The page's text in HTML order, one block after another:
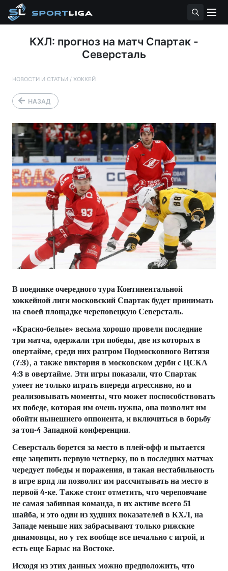
КХЛ: прогноз на матч Спартак -
Северсталь
НОВОСТИ И СТАТЬИ / ХОККЕЙ
НАЗАД
В поединке очередного тура Континентальной
хоккейной лиги московский Спартак будет принимать
на своей площадке череповецкую Северсталь.
«Красно-белые» весьма хорошо провели последние
три матча, одержали три победы, две из которых в
овертайме, среди них разгром Подмосковного Витязя
(7:3), а также виктория в московском дерби с ЦСКА
4:3 в овертайме. Эти игры показали, что Спартак
умеет не только играть впереди агрессивно, но и
реализовывать моменты, что может поспособствовать
их победе, которая им очень нужна, она позволит им
обойти нынешнего оппонента, и включиться в борьбу
за топ-4 Западной конференции.
Северсталь борется за место в плей-офф и пытается
еще зацепить первую четверку, но в последних матчах
чередует победы и поражения, и такая нестабильность
в игре вряд ли позволит им рассчитывать на место в
первой 4-ке. Также стоит отметить, что череповчане
не самая забивная команда, в их активе всего 51
шайба, и это один из худших показателей в КХЛ, на
Западе меньше них забрасывают только рижские
динамовцы, но у тех вообще все печально с игрой, и
есть еще Барыс на Востоке.
Исходя из этих данных можно предположить, что